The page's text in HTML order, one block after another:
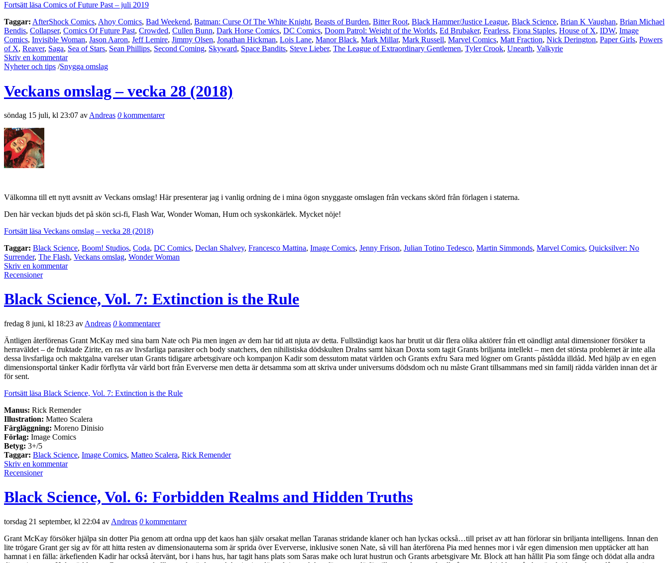
Fortsätt läsa Comics of Future Past – juli 2019
Taggar: AfterShock Comics, Ahoy Comics, Bad Weekend, Batman: Curse Of The White Knight, Beasts of Burden, Bitter Root, Black Hammer/Justice League, Black Science, Brian K Vaughan, Brian Michael
Bendis, Collapser, Comics Of Future Past, Crowded, Cullen Bunn, Dark Horse Comics, DC Comics, Doom Patrol: Weight of the Worlds, Ed Brubaker, Fearless, Fiona Staples, House of X, IDW, Image
Comics, Invisible Woman, Jason Aaron, Jeff Lemire, Jimmy Olsen, Jonathan Hickman, Lois Lane, Manor Black, Mark Millar, Mark Russell, Marvel Comics, Matt Fraction, Nick Derington, Paper Girls, Powers
of X, Reaver, Saga, Sea of Stars, Sean Phillips, Second Coming, Skyward, Space Bandits, Steve Lieber, The League of Extraordinary Gentlemen, Tyler Crook, Unearth, Valkyrie
Skriv en kommentar
Nyheter och tips /Snygga omslag
Veckans omslag – vecka 28 (2018)
söndag 15 juli, kl 23:07 av Andreas 0 kommentarer
Välkomna till ett nytt avsnitt av Veckans omslag! Här presenterar jag i vanlig ordning de i mina ögon snyggaste omslagen från veckans skörd från förlagen i staterna.
Den här veckan bjuds det på skön sci-fi, Flash War, Wonder Woman, Hum och syskonkärlek. Mycket nöje!
Fortsätt läsa Veckans omslag – vecka 28 (2018)
Taggar: Black Science, Boom! Studios, Coda, DC Comics, Declan Shalvey, Francesco Mattina, Image Comics, Jenny Frison, Julian Totino Tedesco, Martin Simmonds, Marvel Comics, Quicksilver: No
Surrender, The Flash, Veckans omslag, Wonder Woman
Skriv en kommentar
Recensioner
Black Science, Vol. 7: Extinction is the Rule
fredag 8 juni, kl 18:23 av Andreas 0 kommentarer
Äntligen återförenas Grant McKay med sina barn Nate och Pia men ingen av dem har tid att njuta av detta. Fullständigt kaos har brutit ut där flera olika aktörer från ett oändligt antal dimensioner försöker ta
herraväldet – de fruktade Zirite, en ras av livsfarliga parasiter och body snatchers, den nihilistiska dödskulten Dralns samt häxan Doxta som tagit Grants briljanta intellekt – men det största problemet är inte alla
dessa livsfarliga och maktgalna varelser utan Grants tidigare arbetsgivare och kompanjon Kadir som dessutom matat världen och Grants exfru Sara med lögner om Grants påstådda illdåd. Med hjälp av en egen
dimensionsportal tänker Kadir förflytta vår värld bort från Eververse men detta är detsamma som att skriva under universums dödsdom och nu måste Grant tillsammans med sin familj rädda världen innan det är
för sent.
Fortsätt läsa Black Science, Vol. 7: Extinction is the Rule
Manus: Rick Remender
Illustration: Matteo Scalera
Färgläggning: Moreno Dinisio
Förlag: Image Comics
Betyg: 3+/5
Taggar: Black Science, Image Comics, Matteo Scalera, Rick Remender
Skriv en kommentar
Recensioner
Black Science, Vol. 6: Forbidden Realms and Hidden Truths
torsdag 21 september, kl 22:04 av Andreas 0 kommentarer
Grant McKay försöker hjälpa sin dotter Pia genom att ordna upp det kaos han själv orsakat mellan Taranas stridande klaner och han lyckas också…till priset av att han förlorar sin briljanta intelligens. Innan den
lite trögare Grant ger sig av för att hitta resten av dimensionauterna som är sprida över Eververse, inklusive sonen Nate, så vill han återförena Pia med hennes mor i vår egen dimension men upptäcker att han
hamnat i en fälla: ärkefienden Kadir har också återvänt, bor i hans hus, har tagit hans plats som Saras make och lurat hustrun och Grants arbetsgivare Mr. Block att han hållit Pia som fånge och dödat alla andra